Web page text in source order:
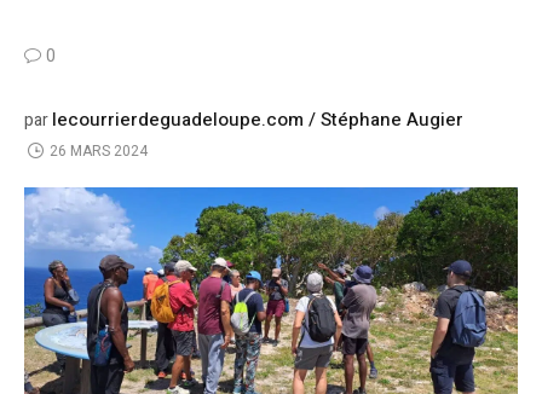
0
parlecourrierdeguadeloupe.com / Stéphane Augier
26 MARS 2024